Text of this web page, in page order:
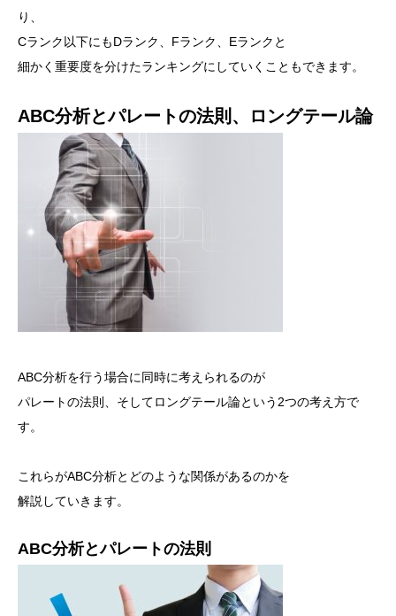
り、
Cランク以下にもDランク、Fランク、Eランクと
細かく重要度を分けたランキングにしていくこともできます。
ABC分析とパレートの法則、ロングテール論
ABC分析を行う場合に同時に考えられるのが
パレートの法則、そしてロングテール論という2つの考え方で
す。
これらがABC分析とどのような関係があるのかを
解説していきます。
ABC分析とパレートの法則